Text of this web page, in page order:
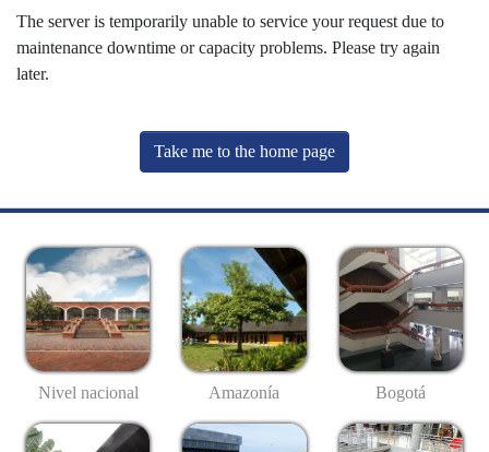
The server is temporarily unable to service your request due to
maintenance downtime or capacity problems. Please try again
later.
Take me to the home page
Nivel nacional Amazonía Bogotá